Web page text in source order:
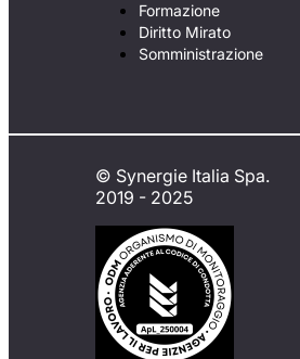
Formazione
Diritto Mirato
Somministrazione
© Synergie Italia Spa.
2019 - 2025